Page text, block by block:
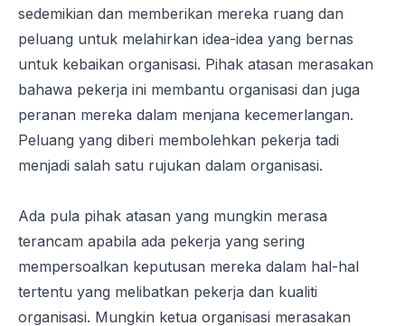
sedemikian dan memberikan mereka ruang dan
peluang untuk melahirkan idea-idea yang bernas
untuk kebaikan organisasi. Pihak atasan merasakan
bahawa pekerja ini membantu organisasi dan juga
peranan mereka dalam menjana kecemerlangan.
Peluang yang diberi membolehkan pekerja tadi
menjadi salah satu rujukan dalam organisasi.
Ada pula pihak atasan yang mungkin merasa
terancam apabila ada pekerja yang sering
mempersoalkan keputusan mereka dalam hal-hal
tertentu yang melibatkan pekerja dan kualiti
organisasi. Mungkin ketua organisasi merasakan